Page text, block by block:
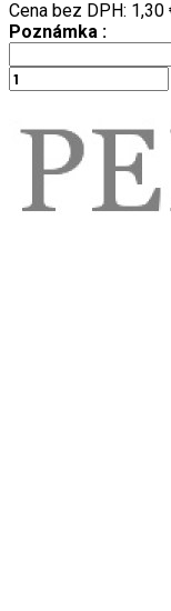
Cena bez DPH: 1,30
Poznámka :